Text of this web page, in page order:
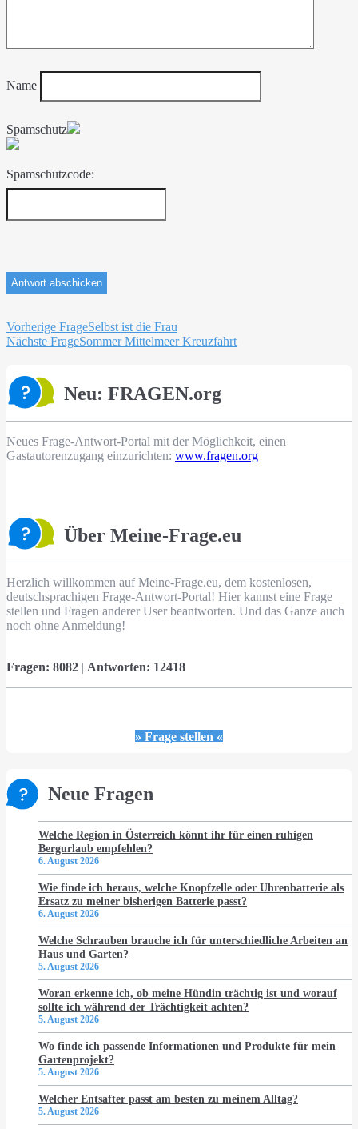
Name
Spamschutz
Spamschutzcode:
Beitragsnavigation
Vorherige FrageSelbst ist die Frau
Nächste FrageSommer Mittelmeer Kreuzfahrt
Neu: FRAGEN.org
Neues Frage-Antwort-Portal mit der Möglichkeit, einen
Gastautorenzugang einzurichten: www.fragen.org
Über Meine-Frage.eu
Herzlich willkommen auf Meine-Frage.eu, dem kostenlosen,
deutschsprachigen Frage-Antwort-Portal! Hier kannst eine Frage
stellen und Fragen anderer User beantworten. Und das Ganze auch
noch ohne Anmeldung!
Fragen: 8082 | Antworten: 12418
» Frage stellen «
Neue Fragen
Welche Region in Österreich könnt ihr für einen ruhigen
Bergurlaub empfehlen?
6. August 2026
Wie finde ich heraus, welche Knopfzelle oder Uhrenbatterie als
Ersatz zu meiner bisherigen Batterie passt?
6. August 2026
Welche Schrauben brauche ich für unterschiedliche Arbeiten an
Haus und Garten?
5. August 2026
Woran erkenne ich, ob meine Hündin trächtig ist und worauf
sollte ich während der Trächtigkeit achten?
5. August 2026
Wo finde ich passende Informationen und Produkte für mein
Gartenprojekt?
5. August 2026
Welcher Entsafter passt am besten zu meinem Alltag?
5. August 2026